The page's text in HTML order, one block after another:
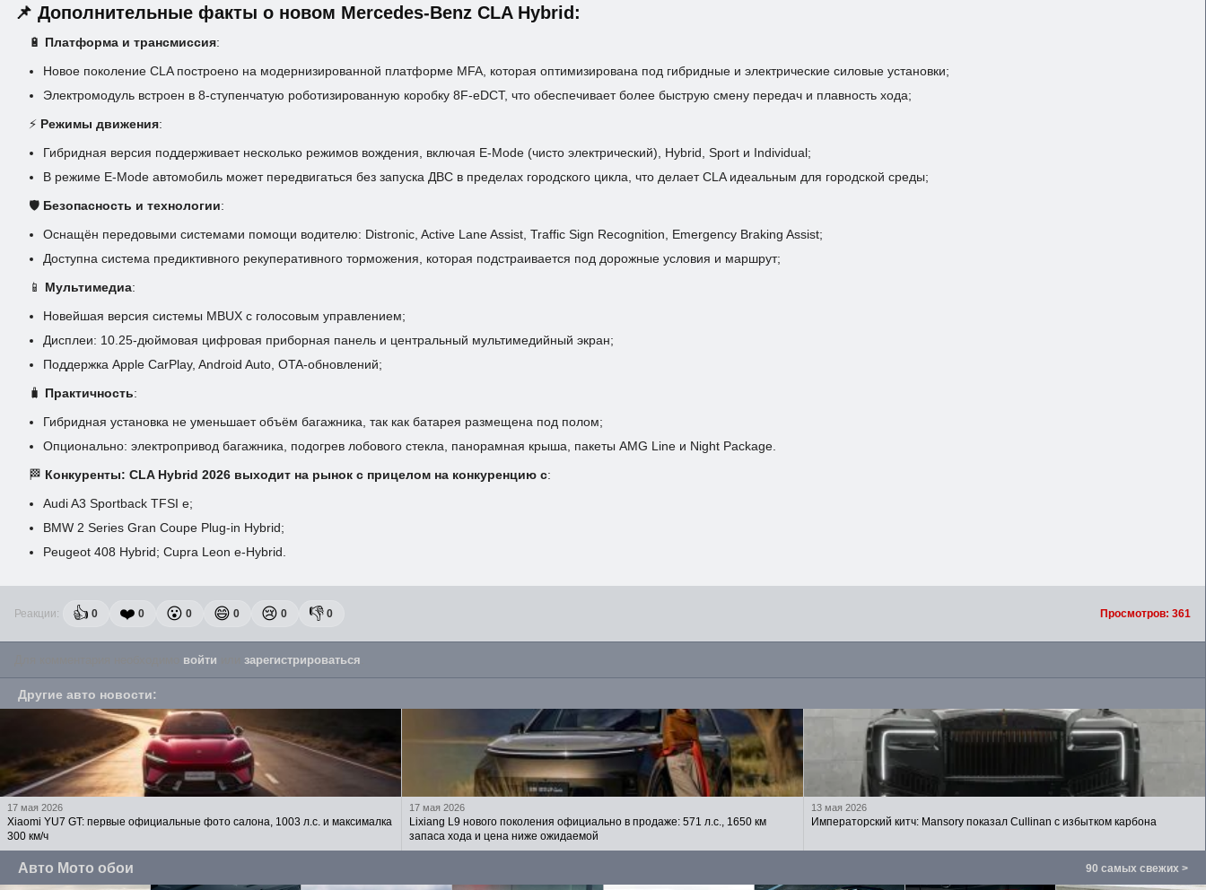
📌 Дополнительные факты о новом Mercedes-Benz CLA Hybrid:
🔋 Платформа и трансмиссия:
Новое поколение CLA построено на модернизированной платформе MFA, которая оптимизирована под гибридные и электрические силовые установки;
Электромодуль встроен в 8-ступенчатую роботизированную коробку 8F-eDCT, что обеспечивает более быструю смену передач и плавность хода;
⚡ Режимы движения:
Гибридная версия поддерживает несколько режимов вождения, включая E-Mode (чисто электрический), Hybrid, Sport и Individual;
В режиме E-Mode автомобиль может передвигаться без запуска ДВС в пределах городского цикла, что делает CLA идеальным для городской среды;
🛡️ Безопасность и технологии:
Оснащён передовыми системами помощи водителю: Distronic, Active Lane Assist, Traffic Sign Recognition, Emergency Braking Assist;
Доступна система предиктивного рекуперативного торможения, которая подстраивается под дорожные условия и маршрут;
📱 Мультимедиа:
Новейшая версия системы MBUX с голосовым управлением;
Дисплеи: 10.25-дюймовая цифровая приборная панель и центральный мультимедийный экран;
Поддержка Apple CarPlay, Android Auto, OTA-обновлений;
🧳 Практичность:
Гибридная установка не уменьшает объём багажника, так как батарея размещена под полом;
Опционально: электропривод багажника, подогрев лобового стекла, панорамная крыша, пакеты AMG Line и Night Package.
🏁 Конкуренты: CLA Hybrid 2026 выходит на рынок с прицелом на конкуренцию с:
Audi A3 Sportback TFSI e;
BMW 2 Series Gran Coupe Plug-in Hybrid;
Peugeot 408 Hybrid; Cupra Leon e-Hybrid.
Реакции: 👍 0 ❤️ 0 😮 0 😄 0 😢 0 👎 0 Просмотров: 361
войти зарегистрироваться
Другие авто новости:
17 мая 2026
Xiaomi YU7 GT: первые официальные фото салона, 1003 л.с. и максималка
300 км/ч
17 мая 2026
Lixiang L9 нового поколения официально в продаже: 571 л.с., 1650 км
запаса хода и цена ниже ожидаемой
13 мая 2026
Императорский китч: Mansory показал Cullinan с избытком карбона
Авто Мото обои 90 самых свежих >